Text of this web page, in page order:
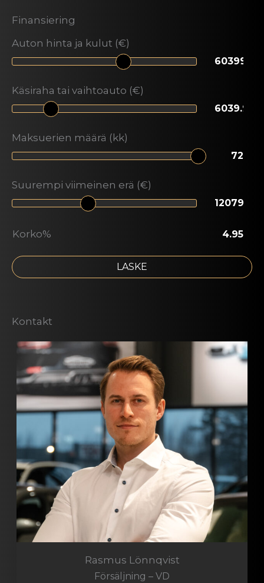
Finansiering
Auton hinta ja kulut (€)
Käsiraha tai vaihtoauto (€)
Maksuerien määrä (kk)
Suurempi viimeinen erä (€)
Korko%
LASKE
Kontakt
Rasmus Lönnqvist
Försäljning – VD